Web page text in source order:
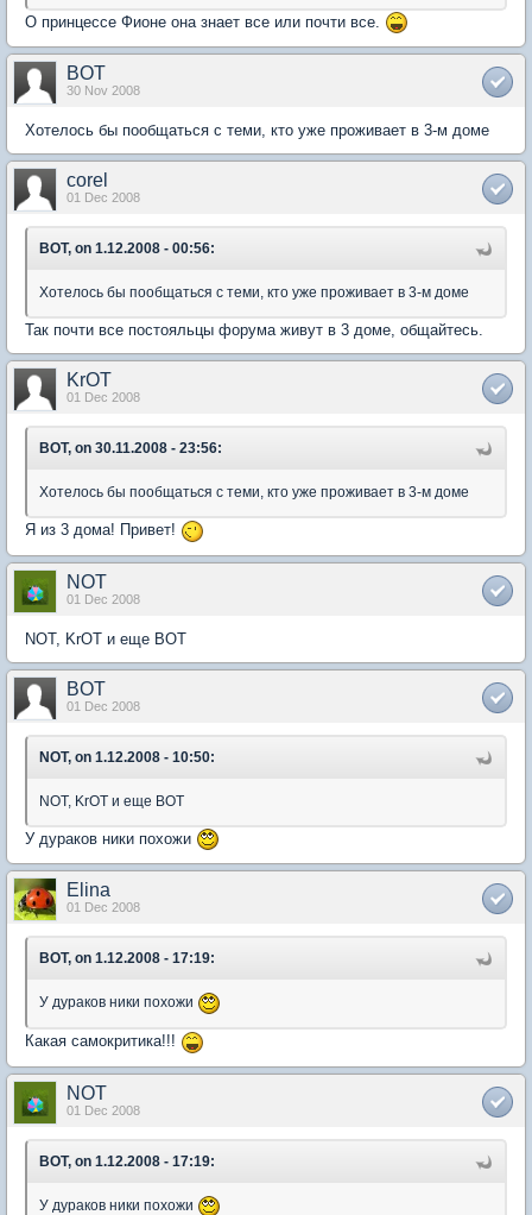
О принцессе Фионе она знает все или почти все.
BOT
30 Nov 2008
Хотелось бы пообщаться с теми, кто уже проживает в 3-м доме
corel
01 Dec 2008
BOT, on 1.12.2008 - 00:56:
Хотелось бы пообщаться с теми, кто уже проживает в 3-м доме
Так почти все постояльцы форума живут в 3 доме, общайтесь.
KrOT
01 Dec 2008
BOT, on 30.11.2008 - 23:56:
Хотелось бы пообщаться с теми, кто уже проживает в 3-м доме
Я из 3 дома! Привет!
NOT
01 Dec 2008
NOT, KrOT и еще BOT
BOT
01 Dec 2008
NOT, on 1.12.2008 - 10:50:
NOT, KrOT и еще BOT
У дураков ники похожи
Elina
01 Dec 2008
BOT, on 1.12.2008 - 17:19:
У дураков ники похожи
Какая самокритика!!!
NOT
01 Dec 2008
BOT, on 1.12.2008 - 17:19:
У дураков ники похожи